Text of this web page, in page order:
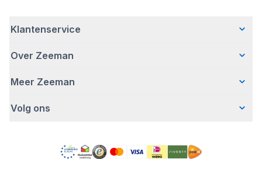
Klantenservice
Veelgestelde vragen
Bezorgen
Retourneren
Over Zeeman
Wie wij zijn
Hoe wij verantwoord ondernemen
MVO jaarverslag
Meer Zeeman
Veiligheidswaarschuwing
Gratis romperactie
Volg ons